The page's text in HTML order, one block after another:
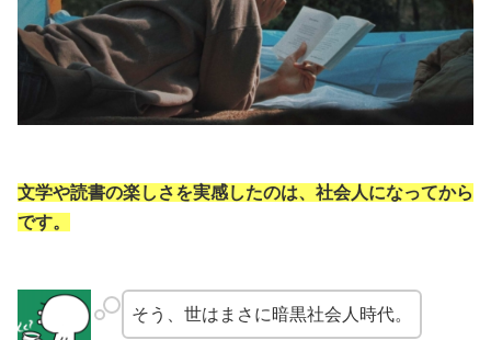
文学や読書の楽しさを実感したのは、社会人になってから
です。
そう、世はまさに暗黒社会人時代。